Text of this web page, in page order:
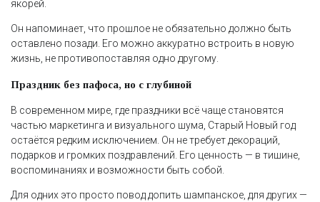
якорей.
Он напоминает, что прошлое не обязательно должно быть
оставлено позади. Его можно аккуратно встроить в новую
жизнь, не противопоставляя одно другому.
Праздник без пафоса, но с глубиной
В современном мире, где праздники всё чаще становятся
частью маркетинга и визуального шума, Старый Новый год
остаётся редким исключением. Он не требует декораций,
подарков и громких поздравлений. Его ценность — в тишине,
воспоминаниях и возможности быть собой.
Для одних это просто повод допить шампанское, для других —